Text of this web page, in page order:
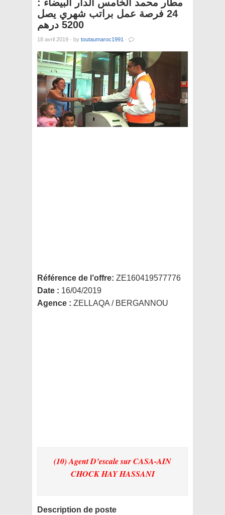
مطار محمد الخامس الدار البيضاء :
24 فرصة عمل براتب شهري يصل
5200 درهم
18 avril 2019 · by toutaumaroc1991 ·
Référence de l’offre: ZE160419577776
Date : 16/04/2019
Agence : ZELLAQA / BERGANNOU
(10) Agent D’escalesur CASA-AIN
CHOCK HAY HASSANI
Description de poste